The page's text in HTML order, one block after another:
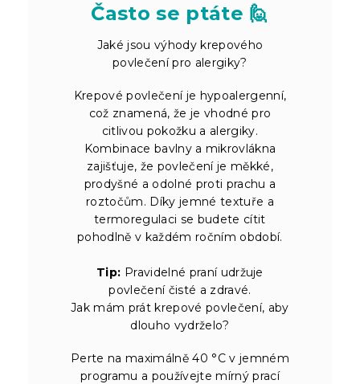
Často se ptáte 🙋
Jaké jsou výhody krepového
povlečení pro alergiky?
Krepové povlečení je hypoalergenní,
což znamená, že je vhodné pro
citlivou pokožku a alergiky.
Kombinace bavlny a mikrovlákna
zajišťuje, že povlečení je měkké,
prodyšné a odolné proti prachu a
roztočům. Díky jemné textuře a
termoregulaci se budete cítit
pohodlně v každém ročním období.
Tip: Pravidelné praní udržuje
povlečení čisté a zdravé.
Jak mám prát krepové povlečení, aby
dlouho vydrželo?
Perte na maximálně 40 °C v jemném
programu a používejte mírný prací